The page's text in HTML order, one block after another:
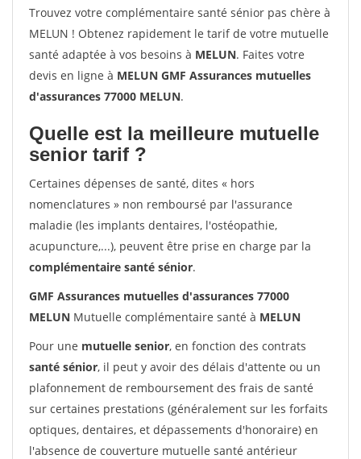
Trouvez votre complémentaire santé sénior pas chère à
MELUN ! Obtenez rapidement le tarif de votre mutuelle
santé adaptée à vos besoins à MELUN. Faites votre
devis en ligne à MELUN GMF Assurances mutuelles
d'assurances 77000 MELUN.
Quelle est la meilleure mutuelle
senior tarif ?
Certaines dépenses de santé, dites « hors
nomenclatures » non remboursé par l'assurance
maladie (les implants dentaires, l'ostéopathie,
acupuncture,...), peuvent être prise en charge par la
complémentaire santé sénior.
GMF Assurances mutuelles d'assurances 77000
MELUN Mutuelle complémentaire santé à MELUN
Pour une mutuelle senior, en fonction des contrats
santé sénior, il peut y avoir des délais d'attente ou un
plafonnement de remboursement des frais de santé
sur certaines prestations (généralement sur les forfaits
optiques, dentaires, et dépassements d'honoraire) en
l'absence de couverture mutuelle santé antérieur